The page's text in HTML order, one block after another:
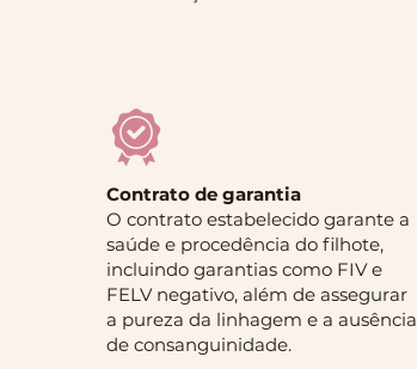
Contrato de garantia
O contrato estabelecido garante a
saúde e procedência do filhote,
incluindo garantias como FIV e
FELV negativo, além de assegurar
a pureza da linhagem e a ausência
de consanguinidade.